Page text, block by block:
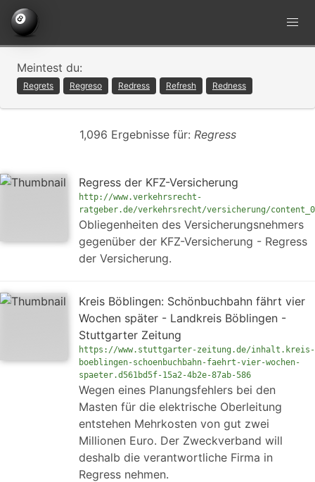
Meintest du:
Regrets Regreso Redress Refresh Redness
1,096 Ergebnisse für: Regress
Regress der KFZ-Versicherung
http://www.verkehrsrecht-
ratgeber.de/verkehrsrecht/versicherung/
Obliegenheiten des Versicherungsnehmers
gegenüber der KFZ-Versicherung - Regress
der Versicherung.
Kreis Böblingen: Schönbuchbahn fährt vier
Wochen später - Landkreis Böblingen -
Stuttgarter Zeitung
https://www.stuttgarter-zeitung.de/inhalt.kreis-
boeblingen-schoenbuchbahn-faehrt-vier-wochen-
spaeter.d561bd5f-15a2-4b2e-87ab-586
Wegen eines Planungsfehlers bei den
Masten für die elektrische Oberleitung
entstehen Mehrkosten von gut zwei
Millionen Euro. Der Zweckverband will
deshalb die verantwortliche Firma in
Regress nehmen.